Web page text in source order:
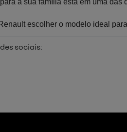
a sua família está em uma
escolher o modelo ideal
sociais: